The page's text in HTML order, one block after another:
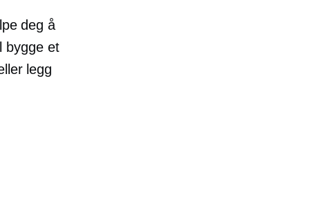
deg å
bygge et
legg